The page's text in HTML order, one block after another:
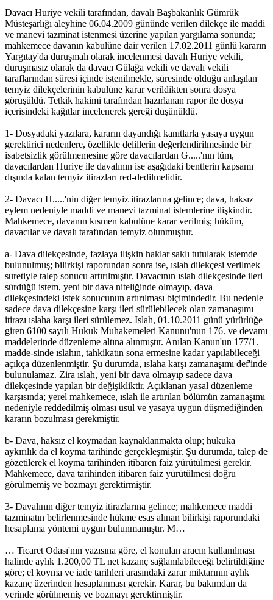
Davacı Huriye vekili tarafından, davalı Başbakanlık Gümrük
Müsteşarlığı aleyhine 06.04.2009 gününde verilen dilekçe ile maddi
ve manevi tazminat istenmesi üzerine yapılan yargılama sonunda;
mahkemece davanın kabulüne dair verilen 17.02.2011 günlü kararın
Yargıtay'da duruşmalı olarak incelenmesi davalı Huriye vekili,
duruşmasız olarak da davacı Gülağa vekili ve davalı vekili
taraflarından süresi içinde istenilmekle, süresinde olduğu anlaşılan
temyiz dilekçelerinin kabulüne karar verildikten sonra dosya
görüşüldü. Tetkik hakimi tarafından hazırlanan rapor ile dosya
içerisindeki kağıtlar incelenerek gereği düşünüldü.
1- Dosyadaki yazılara, kararın dayandığı kanıtlarla yasaya uygun
gerektirici nedenlere, özellikle delillerin değerlendirilmesinde bir
isabetsizlik görülmemesine göre davacılardan G.....'nın tüm,
davacılardan Huriye ile davalının ise aşağıdaki bentlerin kapsamı
dışında kalan temyiz itirazları red-dedilmelidir.
2- Davacı H.....'nin diğer temyiz itirazlarına gelince; dava, haksız
eylem nedeniyle maddi ve manevi tazminat istemlerine ilişkindir.
Mahkemece, davanın kısmen kabulüne karar verilmiş; hüküm,
davacılar ve davalı tarafından temyiz olunmuştur.
a- Dava dilekçesinde, fazlaya ilişkin haklar saklı tutularak istemde
bulunulmuş; bilirkişi raporundan sonra ise, ıslah dilekçesi verilmek
suretiyle talep sonucu artırılmıştır. Davacının ıslah dilekçesinde ileri
sürdüğü istem, yeni bir dava niteliğinde olmayıp, dava
dilekçesindeki istek sonucunun artırılması biçimindedir. Bu nedenle
sadece dava dilekçesine karşı ileri sürülebilecek olan zamanaşımı
itirazı ıslaha karşı ileri sürülemez. Islah, 01.10.2011 günü yürürlüğe
giren 6100 sayılı Hukuk Muhakemeleri Kanunu'nun 176. ve devamı
maddelerinde düzenleme altına alınmıştır. Anılan Kanun'un 177/1.
madde-sinde ıslahın, tahkikatın sona ermesine kadar yapılabileceği
açıkça düzenlenmiştir. Şu durumda, ıslaha karşı zamanaşımı def'inde
bulunulamaz. Zira ıslah, yeni bir dava olmayıp sadece dava
dilekçesinde yapılan bir değişikliktir. Açıklanan yasal düzenleme
karşısında; yerel mahkemece, ıslah ile artırılan bölümün zamanaşımı
nedeniyle reddedilmiş olması usul ve yasaya uygun düşmediğinden
kararın bozulması gerekmiştir.
b- Dava, haksız el koymadan kaynaklanmakta olup; hukuka
aykırılık da el koyma tarihinde gerçekleşmiştir. Şu durumda, talep de
gözetilerek el koyma tarihinden itibaren faiz yürütülmesi gerekir.
Mahkemece, dava tarihinden itibaren faiz yürütülmesi doğru
görülmemiş ve bozmayı gerektirmiştir.
3- Davalının diğer temyiz itirazlarına gelince; mahkemece maddi
tazminatın belirlenmesinde hükme esas alınan bilirkişi raporundaki
hesaplama yöntemi uygun bulunmamıştır. M…
… Ticaret Odası'nın yazısına göre, el konulan aracın kullanılması
halinde aylık 1.200,00 TL net kazanç sağlanılabileceği belirtildiğine
göre; el koyma ve iade tarihleri arasındaki zarar miktarının aylık
kazanç üzerinden hesaplanması gerekir. Karar, bu bakımdan da
yerinde görülmemiş ve bozmayı gerektirmiştir.